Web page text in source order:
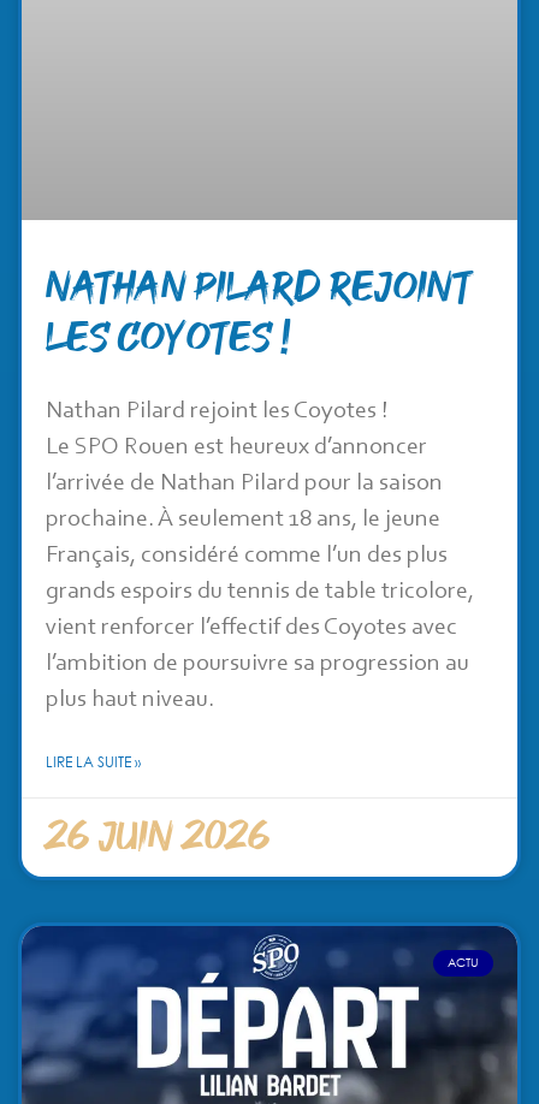
Nathan Pilard rejoint
les Coyotes !
Nathan Pilard rejoint les Coyotes !
Le SPO Rouen est heureux d’annoncer
l’arrivée de Nathan Pilard pour la saison
prochaine. À seulement 18 ans, le jeune
Français, considéré comme l’un des plus
grands espoirs du tennis de table tricolore,
vient renforcer l’effectif des Coyotes avec
l’ambition de poursuivre sa progression au
plus haut niveau.
LIRE LA SUITE »
26 juin 2026
ACTU